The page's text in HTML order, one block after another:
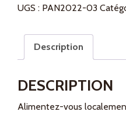
de
sauvages
2026-
UGS : PAN2022-03
Description
DESCRIPTION
Alimentez-vous